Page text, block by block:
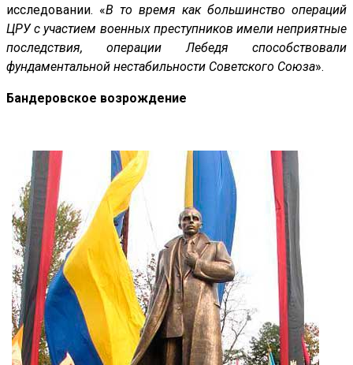
исследовании. «В то время как большинство операций
ЦРУ с участием военных преступников имели неприятные
последствия, операции Лебедя способствовали
фундаментальной нестабильности Советского Союза».
Бандеровское возрождение